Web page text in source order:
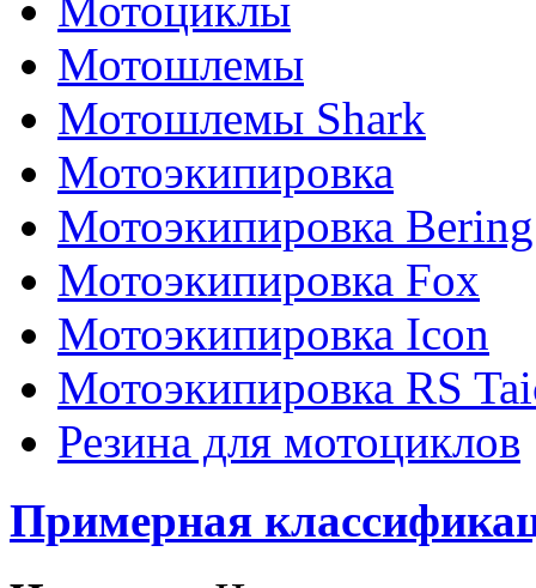
Мотошлемы
Мотошлемы Shark
Мотоэкипировка
Мотоэкипировка Bering
Мотоэкипировка Fox
Мотоэкипировка Icon
Мотоэкипировка RS
Резина для мотоциклов
Примерная